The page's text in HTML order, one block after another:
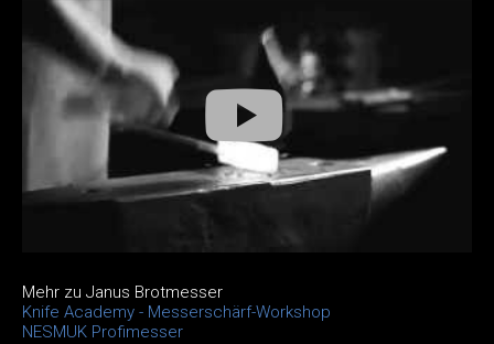
Mehr zu Janus Brotmesser
Knife Academy - Messerschärf-Workshop
NESMUK Profimesser